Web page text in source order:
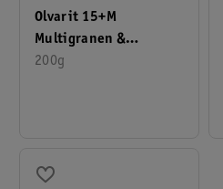
Olvarit 15+M
Multigranen &
Maïsvlokken
200g